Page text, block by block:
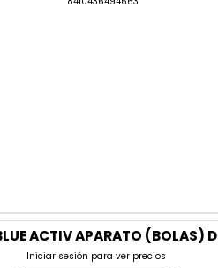
Iniciar sesión para ver precios